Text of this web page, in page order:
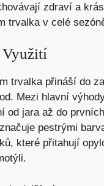
zdraví a
trvalka v celé
trvalka přináší do
Mezi hlavní
od jara až do
pestrými
které přitahují